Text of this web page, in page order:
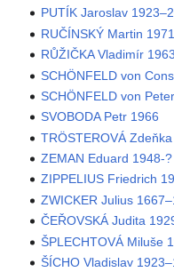
PUTÍK Jaroslav
RUČÍNSKÝ Martin 1971
RŮŽIČKA Vladimír 1963
SCHÖNFELD von
SCHÖNFELD von
SVOBODA Petr 1966
TRÖSTEROVÁ
ZEMAN Eduard 1948-?
ZIPPELIUS Friedrich
ZWICKER Julius
ČEŘOVSKÁ Judita
ŠPLECHTOVÁ Miluše
ŠÍCHO Vladislav